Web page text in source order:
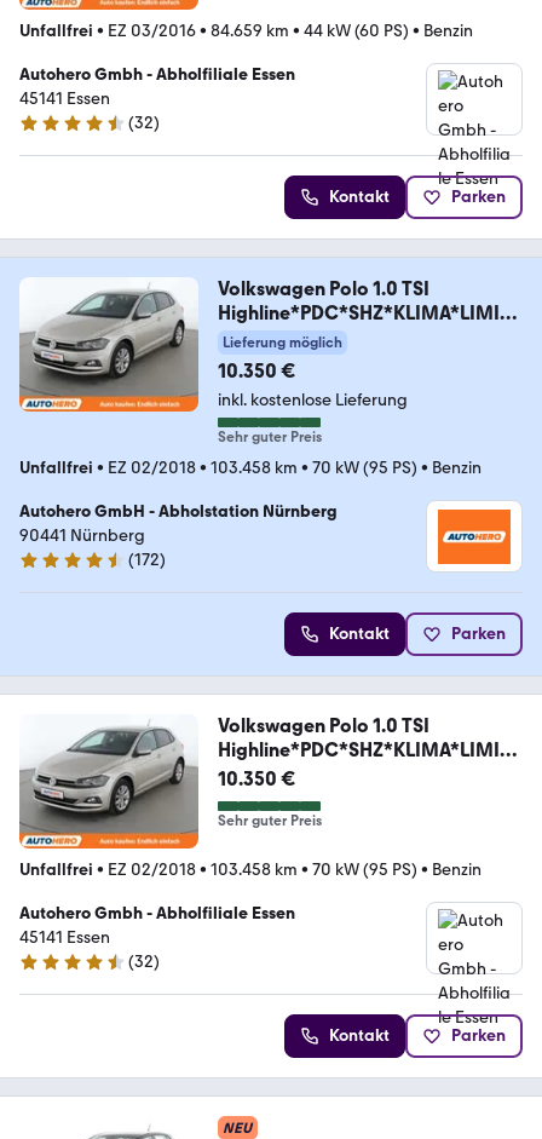
Unfallfrei • EZ 03/2016• 84.659 km • 44 kW (60 PS) • Benzin
Autohero Gmbh - Abholfiliale Essen
45141 Essen
4.7 Sterne
(32)
Kontakt Parken
Volkswagen Polo 1.0 TSI
Highline*PDC*SHZ*KLIMA*LIMITE
R*
Lieferung möglich
10.350 €
inkl. kostenlose Lieferung
Sehr guter Preis
Unfallfrei • EZ 02/2018• 103.458 km • 70 kW (95 PS) • Benzin
Autohero GmbH - Abholstation Nürnberg
90441 Nürnberg
4.5 Sterne
(172)
Kontakt Parken
Volkswagen Polo 1.0 TSI
Highline*PDC*SHZ*KLIMA*LIMITE
R*
10.350 €
Sehr guter Preis
Unfallfrei • EZ 02/2018• 103.458 km • 70 kW (95 PS) • Benzin
Autohero Gmbh - Abholfiliale Essen
45141 Essen
4.7 Sterne
(32)
Kontakt Parken
NEU